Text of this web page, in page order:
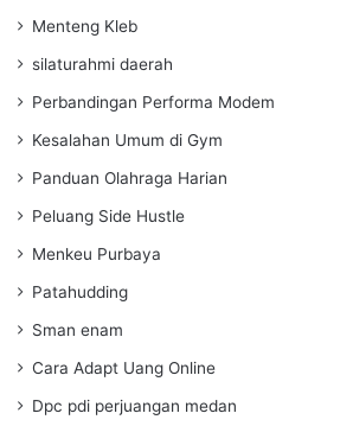
Menteng Kleb
silaturahmi daerah
Perbandingan Performa Modem
Kesalahan Umum di Gym
Panduan Olahraga Harian
Peluang Side Hustle
Menkeu Purbaya
Patahudding
Sman enam
Cara Adapt Uang Online
Dpc pdi perjuangan medan